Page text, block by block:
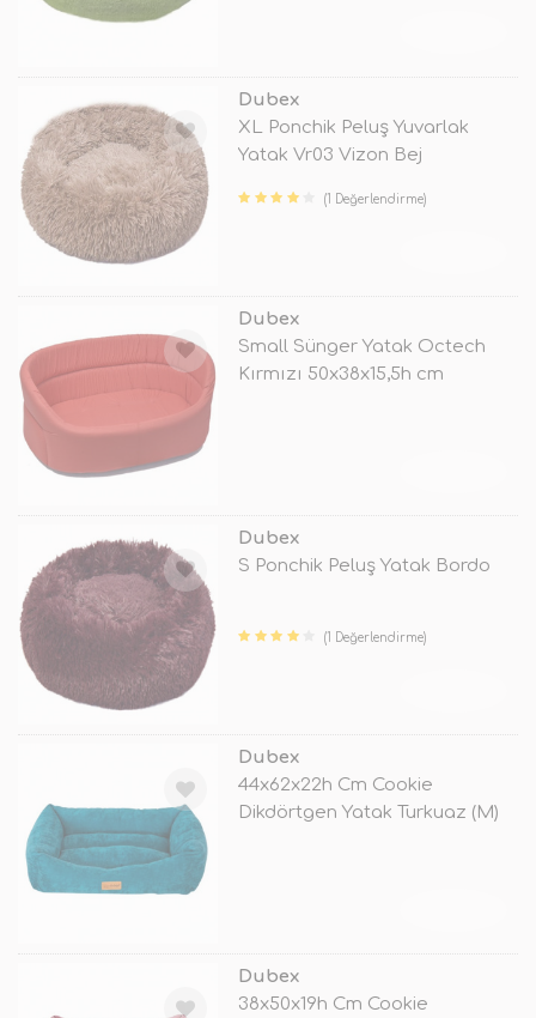
Dubex
XL Ponchik Peluş Yuvarlak
Yatak Vr03 Vizon Bej
(1 Değerlendirme)
Dubex
Small Sünger Yatak Octech
Kırmızı 50x38x15,5h cm
Dubex
S Ponchik Peluş Yatak Bordo
(1 Değerlendirme)
Dubex
44x62x22h Cm Cookie
Dikdörtgen Yatak Turkuaz (M)
Dubex
38x50x19h Cm Cookie